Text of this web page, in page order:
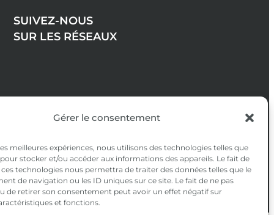
Gérer le consentement
meilleures expériences, nous utilisons des technologies telles que
stocker et/ou accéder aux informations des appareils. Le fait de
technologies nous permettra de traiter des données telles que le
de navigation ou les ID uniques sur ce site. Le fait de ne pas
de retirer son consentement peut avoir un effet négatif sur
et fonctions.
SUIVEZ-NOUS
SUR LES RÉSEAUX